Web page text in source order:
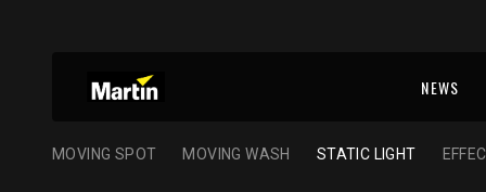
NEWS
MOVING SPOT MOVING WASH STATIC LIGHT